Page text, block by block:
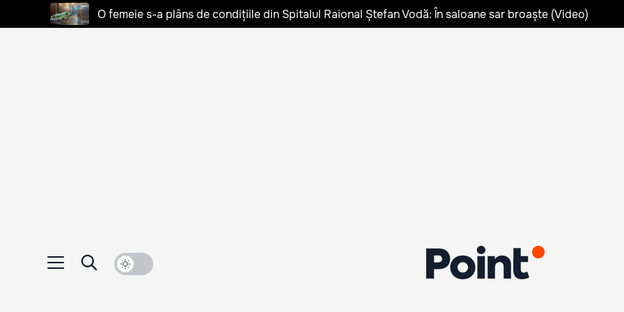
O femeie s-a plâns de condițiile din Spitalul Raional Ștefan Vodă: În saloane sar broaște (Video)